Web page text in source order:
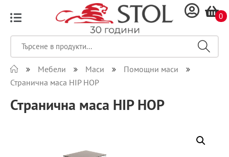
0
Мебели Маси
Помощни маси
Странична маса HIP HOP
Странична маса HIP HOP